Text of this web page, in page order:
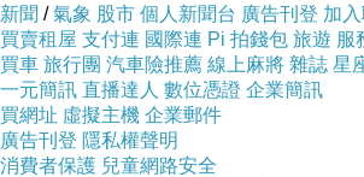
外，全省開學在即，堅決不讓有
校車和送子車的營運。對駕駛員
記錄和被記滿12分的，依法堅決
車和送子車。要采取明察暗訪的
校車和送子車在營運時間內重復
新聞 /氣象 股市 個人新聞台 廣告刊登 加
買賣租屋 支付連 國際連 Pi 拍錢包 旅遊 服
買車 旅行團 汽車險推薦 線上麻將 雜誌 星
一元簡訊 直播達人 數位憑證 企業簡訊
買網址 虛擬主機 企業郵件
廣告刊登 隱私權聲明
消費者保護 兒童網路安全